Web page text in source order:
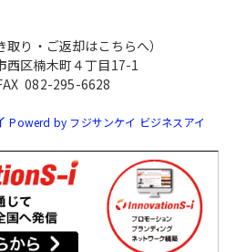
り・ご返却はこちらへ）
西区楠木町４丁目17-1
082-295-6628
Powerd by フジサンケイ ビジネスアイ